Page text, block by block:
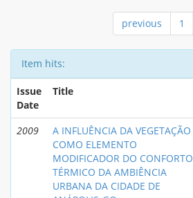
previous 1
Item hits:
Issue
Date
Title
2009
A INFLUÊNCIA DA VEGETAÇÃO
COMO ELEMENTO
MODIFICADOR DO CONFORTO
TÉRMICO DA AMBIÊNCIA
URBANA DA CIDADE DE